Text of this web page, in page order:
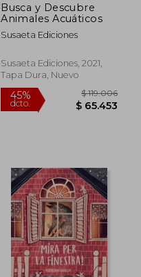
45%
dcto.
$
$
Busca y Descubre
Animales Acuáticos
Susaeta Ediciones
Susaeta Ediciones, 2021,
Tapa Dura, Nuevo